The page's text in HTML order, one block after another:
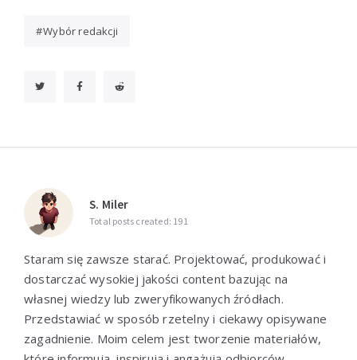
Wybór redakcji
S. Miler
Total posts created: 191
Staram się zawsze starać. Projektować, produkować i
dostarczać wysokiej jakości content bazując na
własnej wiedzy lub zweryfikowanych źródłach.
Przedstawiać w sposób rzetelny i ciekawy opisywane
zagadnienie. Moim celem jest tworzenie materiałów,